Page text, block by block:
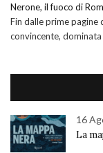
Nerone, il fuoco di
Fin dalle prime pagine
convincente,
16
La